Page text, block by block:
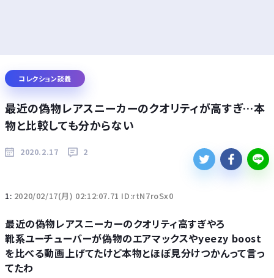
コレクション談義
最近の偽物レアスニーカーのクオリティが高すぎ…本
物と比較しても分からない
2020.2.17 2
1: 2020/02/17(月) 02:12:07.71 ID:rtN7roSx0
最近の偽物レアスニーカーのクオリティ高すぎやろ
靴系ユーチューバーが偽物のエアマックスやyeezy boost
を比べる動画上げてたけど本物とほぼ見分けつかんって言っ
てたわ